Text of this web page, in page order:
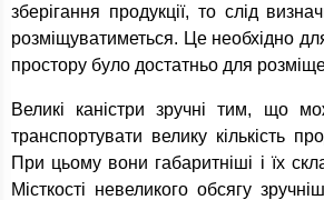
зберігання продукції, то слід
розміщуватиметься. Це необхідно
простору було достатньо для
Великі каністри зручні тим, що
транспортувати велику кількість
При цьому вони габаритніші і їх
Місткості невеликого обсягу